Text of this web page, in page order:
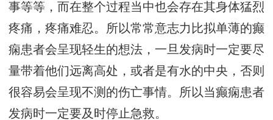
事等等，而在整个过程当中也会存在其身体猛烈
疼痛，疼痛难忍。所以常常意志力比拟单薄的癫
痫患者会呈现轻生的想法，一旦发病时一定要尽
量带着他们远离高处，或者是有水的中央，否则
很容易会呈现不测的伤亡事情。所以当癫痫患者
发病时一定要及时停止急救。